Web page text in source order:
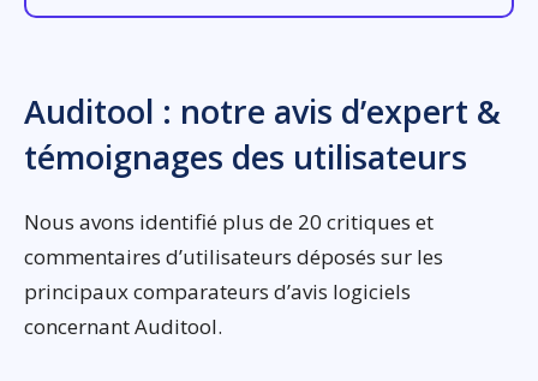
Auditool : notre avis d’expert &
témoignages des utilisateurs
Nous avons identifié plus de 20 critiques et
commentaires d’utilisateurs déposés sur les
principaux comparateurs d’avis logiciels
concernant Auditool.